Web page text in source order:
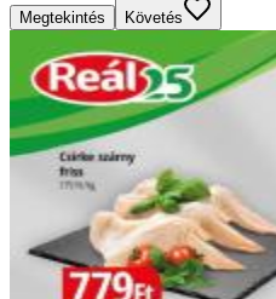
Megtekintés Követés